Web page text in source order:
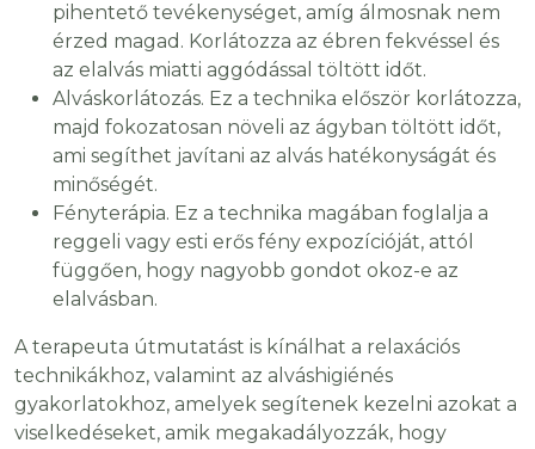
pihentető tevékenységet, amíg álmosnak nem
érzed magad. Korlátozza az ébren fekvéssel és
az elalvás miatti aggódással töltött időt.
Alváskorlátozás. Ez a technika először korlátozza,
majd fokozatosan növeli az ágyban töltött időt,
ami segíthet javítani az alvás hatékonyságát és
minőségét.
Fényterápia. Ez a technika magában foglalja a
reggeli vagy esti erős fény expozícióját, attól
függően, hogy nagyobb gondot okoz-e az
elalvásban.
A terapeuta útmutatást is kínálhat a relaxációs
technikákhoz, valamint az alváshigiénés
gyakorlatokhoz, amelyek segítenek kezelni azokat a
viselkedéseket, amik megakadályozzák, hogy